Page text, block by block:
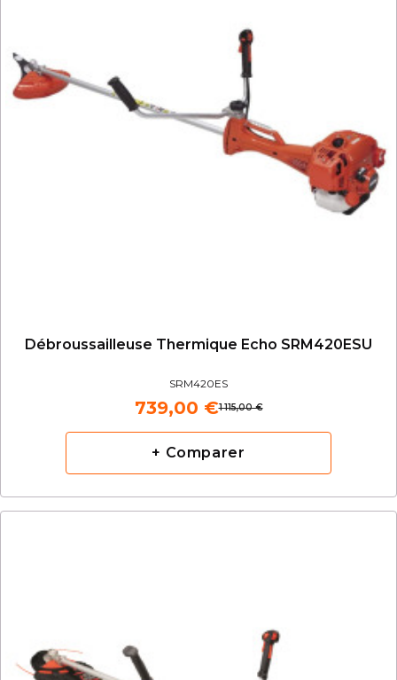
Débroussailleuse Thermique Echo SRM420ESU
SRM420ES
1 115,00 €
739,00 €
+ Comparer